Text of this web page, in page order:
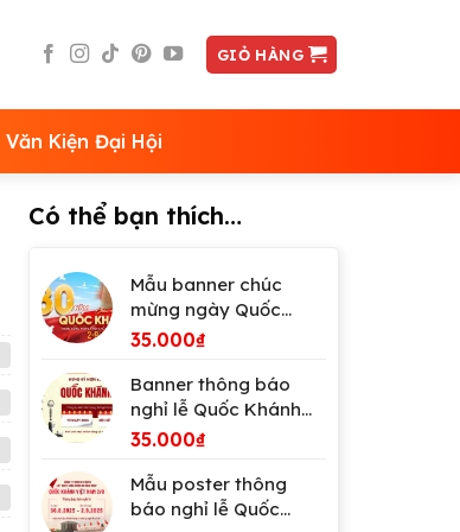
GIỎ HÀNG
Văn Kiện Đại Hội
Có thể bạn thích…
Mẫu banner chúc
mừng ngày Quốc
Khánh Việt Nam 2-9,
35.000₫
Banner thông báo
nghỉ lễ Quốc Khánh
2/9 tặng phông chữ
35.000₫
Mẫu poster thông
báo nghỉ lễ Quốc